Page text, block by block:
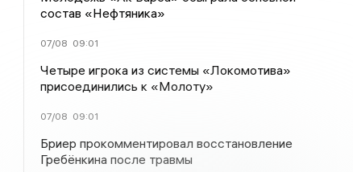
состав «Нефтяника»
07/08 09:01
Четыре игрока из системы «Локомотива»
присоединились к «Молоту»
07/08 09:01
Бриер прокомментировал восстановление
Гребёнкина после травмы